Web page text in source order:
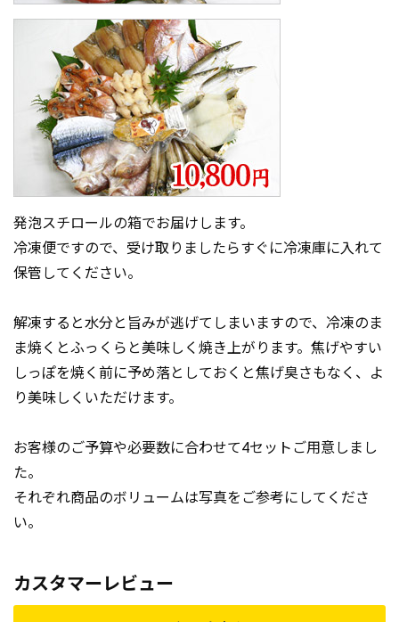
発泡スチロールの箱でお届けします。
冷凍便ですので、受け取りましたらすぐに冷凍庫に入れて
保管してください。
解凍すると水分と旨みが逃げてしまいますので、冷凍のま
ま焼くとふっくらと美味しく焼き上がります。焦げやすい
しっぽを焼く前に予め落としておくと焦げ臭さもなく、よ
り美味しくいただけます。
お客様のご予算や必要数に合わせて4セットご用意しまし
た。
それぞれ商品のボリュームは写真をご参考にしてくださ
い。
カスタマーレビュー